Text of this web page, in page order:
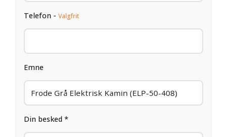
Telefon - Valgfrit
Emne
Din besked *